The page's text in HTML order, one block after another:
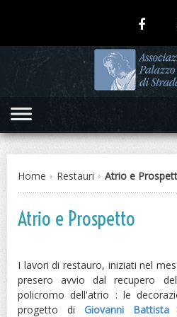
Home Restauri Atrio e
Atrio e Prospetto
I lavori di restauro, iniziati nel
presero avvio dal recupero
policromo dell'atrio : le
progetto di Giovanni